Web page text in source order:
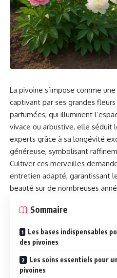
La pivoine s’impose comme
captivant par ses grandes
parfumées, qui illuminent
vivace ou arbustive, elle séduit
experts grâce à sa longévité
généreuse, symbolisant
Cultiver ces merveilles
entretien adapté, garantissant
beauté sur de nombreuses
Sommaire
Les bases indispensables
des pivoines
Les soins essentiels pour
pivoines